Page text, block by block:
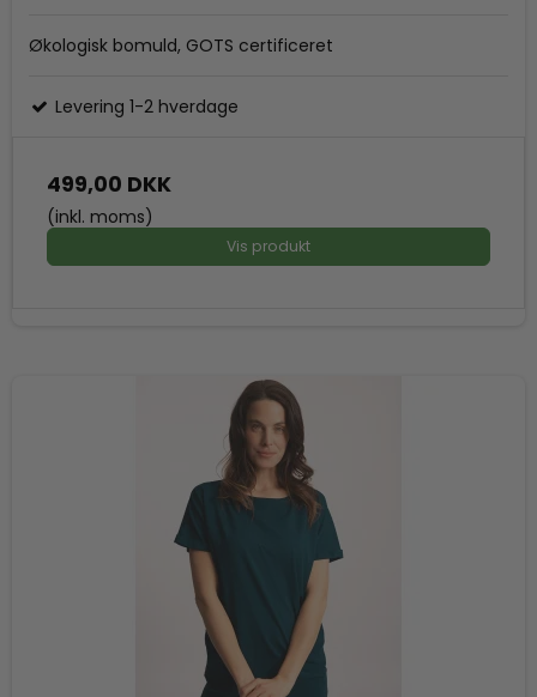
Økologisk bomuld, GOTS certificeret
Levering 1-2 hverdage
499,00 DKK
(inkl. moms)
Vis produkt